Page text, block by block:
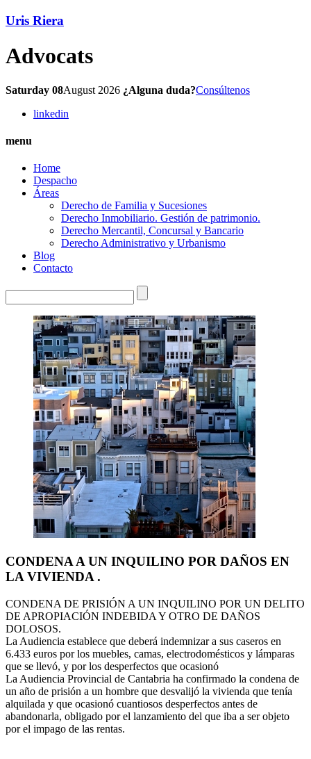
Uris Riera
Advocats
Saturday 08August 2026 ¿Alguna duda?Consúltenos
linkedin
menu
Home
Despacho
Áreas
Derecho de Familia y Sucesiones
Derecho Inmobiliario. Gestión de patrimonio.
Derecho Mercantil, Concursal y Bancario
Derecho Administrativo y Urbanismo
Blog
Contacto
CONDENA A UN INQUILINO POR DAÑOS EN
LA VIVIENDA .
CONDENA DE PRISIÓN A UN INQUILINO POR UN DELITO
DE APROPIACIÓN INDEBIDA Y OTRO DE DAÑOS
DOLOSOS.
La Audiencia establece que deberá indemnizar a sus caseros en
6.433 euros por los muebles, camas, electrodomésticos y lámparas
que se llevó, y por los desperfectos que ocasionó
La Audiencia Provincial de Cantabria ha confirmado la condena de
un año de prisión a un hombre que desvalijó la vivienda que tenía
alquilada y que ocasionó cuantiosos desperfectos antes de
abandonarla, obligado por el lanzamiento del que iba a ser objeto
por el impago de las rentas.